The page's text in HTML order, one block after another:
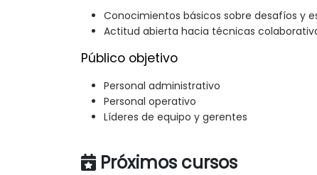
Conocimientos básicos sobre desafíos y
Actitud abierta hacia técnicas
Público objetivo
Personal administrativo
Personal operativo
Líderes de equipo y gerentes
Próximos cursos